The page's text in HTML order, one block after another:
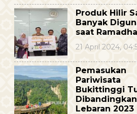
Produk Hilir
Banyak
saat
21 April 2024,
Pemasukan
Pariwisata
Bukittinggi
Lebaran 2023